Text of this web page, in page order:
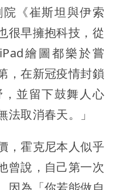
《崔斯坦與伊索
很早擁抱科技，從
繪圖都樂於嘗
，在新冠疫情封鎖
並留下鼓舞人心
法取消春天。 」
，霍克尼本人似乎
曾說，自己第一次